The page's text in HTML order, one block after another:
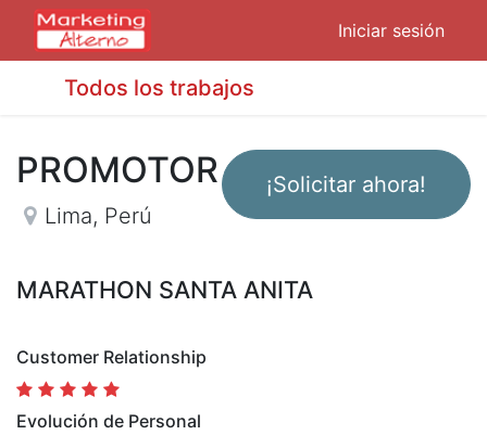
Iniciar sesión
Todos los trabajos
¡Solicitar ahora!
PROMOTOR
Lima, Perú
MARATHON SANTA ANITA
Customer Relationship
Evolución de Personal